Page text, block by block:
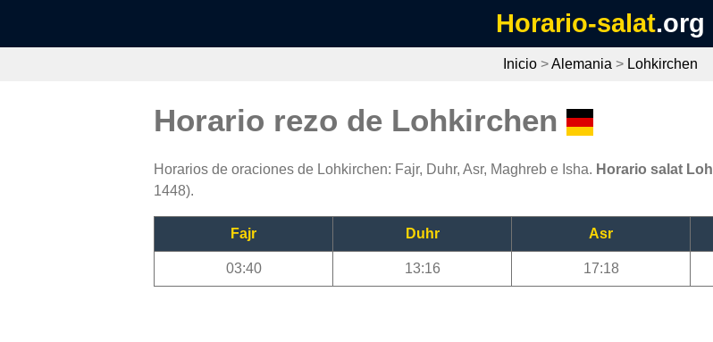
Horario-salat.org
Inicio >Alemania > Lohkirchen
Horario rezo de Lohkirchen
Horarios de oraciones de Lohkirchen: Fajr, Duhr, Asr, Maghreb e Isha. Horario salat
1448).
Fajr Duhr Asr
03:40 13:16 17:18